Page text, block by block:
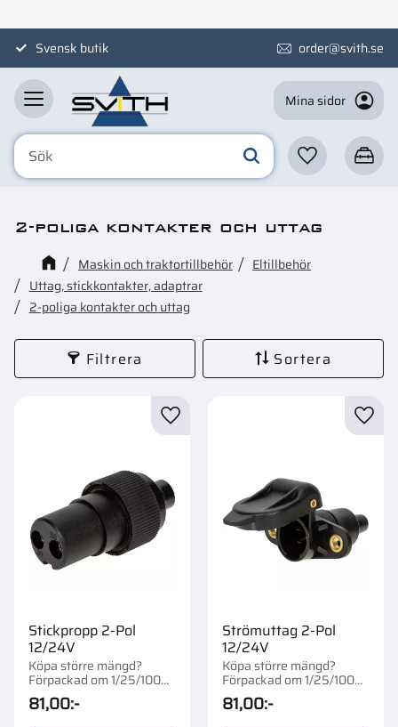
MenySvensk butik order@svith.se
Mina sidor
Favoriter
2-poliga kontakter och uttag
Maskin och traktortillbehör
Eltillbehör
Uttag, stickkontakter, adaptrar
2-poliga kontakter och uttag
Filtrera Sortera
Stickpropp 2-Pol
12/24V
Köpa större mängd?
Förpackad om 1/25/100
st.
81,00:-
Lägg till i favoriter
Strömuttag 2-Pol
12/24V
Köpa större mängd?
Förpackad om 1/25/100
st.
81,00:-